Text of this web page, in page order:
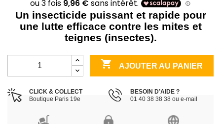
Un insecticide puissant et rapide pour
une lutte efficace contre les mites et
teignes (insectes).
 AJOUTER AU PANIER
CLICK & COLLECT
Boutique Paris 19e
BESOIN D’AIDE ?
01 40 38 38 38 ou e-mail